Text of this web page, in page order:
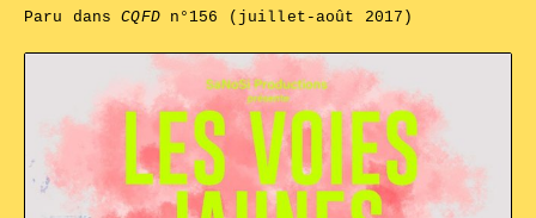
Paru dansCQFDn°156 (juillet-août 2017)